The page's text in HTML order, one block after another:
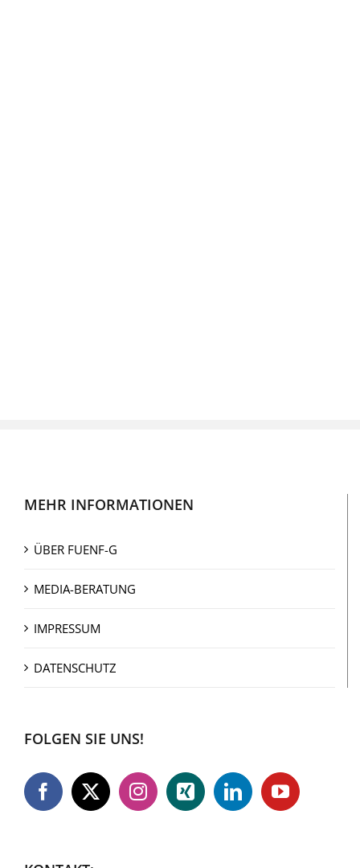
MEHR INFORMATIONEN
ÜBER FUENF-G
MEDIA-BERATUNG
IMPRESSUM
DATENSCHUTZ
FOLGEN SIE UNS!